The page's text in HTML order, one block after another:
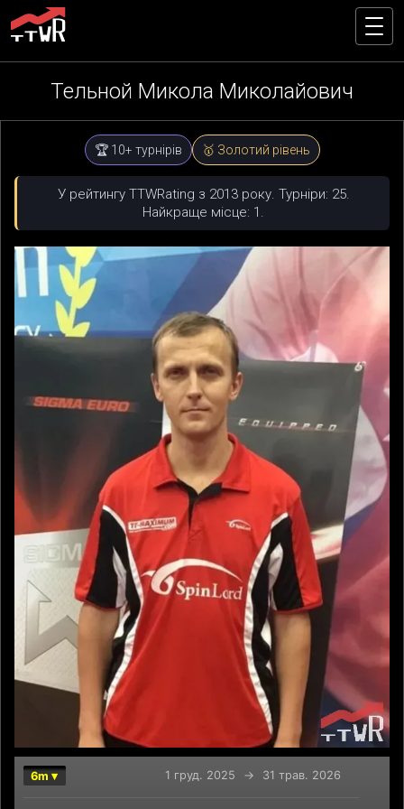
Тельной Микола Миколайович
🏆 10+ турнірів 🥇 Золотий рівень
У рейтингу TTWRating з 2013 року. Турніри: 25.
Найкраще місце: 1.
Chart 1 груд. 2025 → 31 трав. 2026
6m ▾